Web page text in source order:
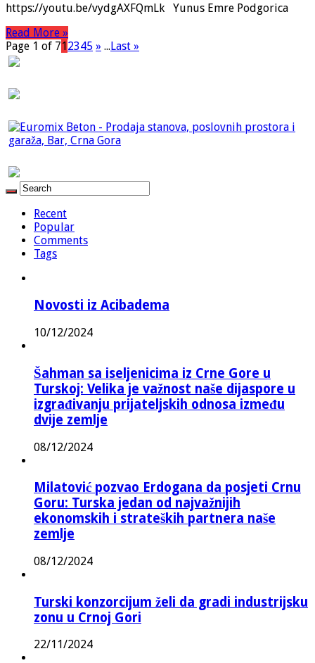
https://youtu.be/vydgAXFQmLk Yunus Emre Podgorica
Read More »
Page 1 of 712345 » ...Last »
Recent
Popular
Comments
Tags
Novosti iz Acibadema
10/12/2024
Šahman sa iseljenicima iz Crne Gore u
Turskoj: Velika je važnost naše dijaspore u
izgrađivanju prijateljskih odnosa između
dvije zemlje
08/12/2024
Milatović pozvao Erdogana da posjeti Crnu
Goru: Turska jedan od najvažnijih
ekonomskih i strateških partnera naše
zemlje
08/12/2024
Turski konzorcijum želi da gradi industrijsku
zonu u Crnoj Gori
22/11/2024